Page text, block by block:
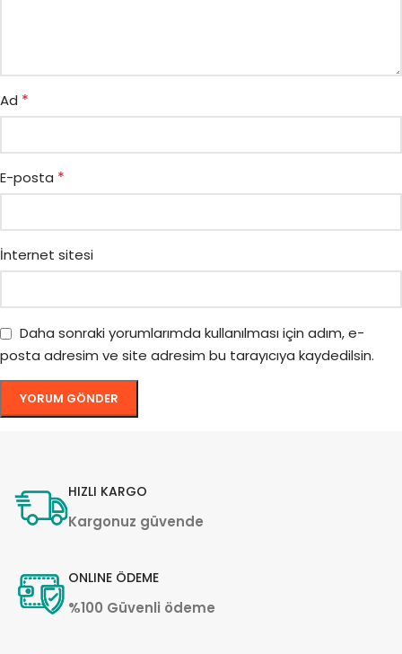
Ad *
E-posta *
İnternet sitesi
Daha sonraki yorumlarımda kullanılması için adım, e-
posta adresim ve site adresim bu tarayıcıya kaydedilsin.
HIZLI KARGO
Kargonuz güvende
ONLINE ÖDEME
%100 Güvenli ödeme